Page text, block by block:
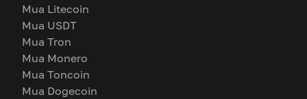
Mua Litecoin
Mua USDT
Mua Tron
Mua Monero
Mua Toncoin
Mua Dogecoin